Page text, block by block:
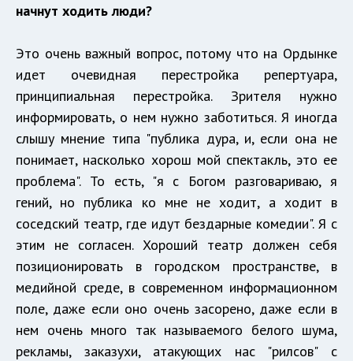
начнут ходить люди?
Это очень важный вопрос, потому что на Ордынке
идет очевидная перестройка репертуара,
принципиальная перестройка. Зрителя нужно
информировать, о нем нужно заботиться. Я иногда
слышу мнение типа "публика дура, и, если она не
понимает, насколько хорош мой спектакль, это ее
проблема". То есть, "я с Богом разговариваю, я
гений, но публика ко мне не ходит, а ходит в
соседский театр, где идут бездарные комедии". Я с
этим не согласен. Хороший театр должен себя
позиционировать в городском пространстве, в
медийной среде, в современном информационном
поле, даже если оно очень засорено, даже если в
нем очень много так называемого белого шума,
рекламы, заказухи, атакующих нас "рилсов" с